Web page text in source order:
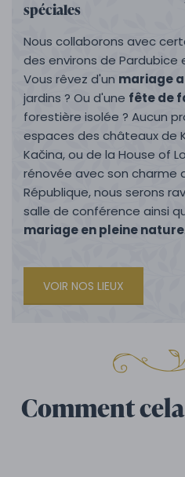
spéciales
Nous collaborons avec
des environs de Pardubice
Vous rêvez d'un mariage
jardins ? Ou d'une fête de
forestière isolée ? Aucun
espaces des châteaux de
Kačina, ou de la House of
rénovée avec son charme
République, nous serons
salle de conférence ainsi
mariage en pleine nature
VOIR NOS LIEUX
Comment